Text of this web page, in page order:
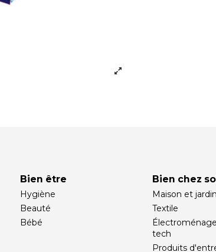
Bien être
Hygiène
Beauté
Bébé
Bien chez
Maison et jardin
Textile
tech
Produits